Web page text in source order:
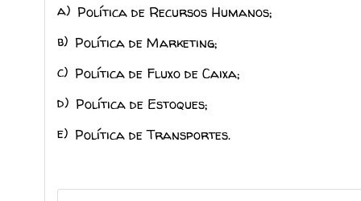
a) Política de Recursos Humanos;
b) Política de Marketing;
c) Política de Fluxo de Caixa;
d) Política de Estoques;
e) Política de Transportes.